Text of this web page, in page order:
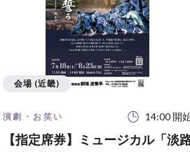
演劇・お笑い 14:00 開
【指定席券】ミュージカル「淡
会場 (近畿)